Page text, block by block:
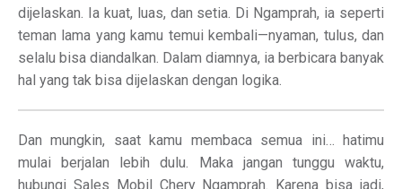
dijelaskan. Ia kuat, luas, dan setia. Di Ngamprah, ia seperti
teman lama yang kamu temui kembali—nyaman, tulus, dan
selalu bisa diandalkan. Dalam diamnya, ia berbicara banyak
hal yang tak bisa dijelaskan dengan logika.
Dan mungkin, saat kamu membaca semua ini… hatimu
mulai berjalan lebih dulu. Maka jangan tunggu waktu,
hubungi Sales Mobil Chery Ngamprah. Karena bisa jadi,